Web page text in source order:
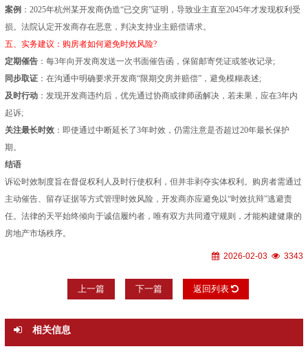
案例 ：2025年杭州某开发商伪造“已交房”证明，导致业主直至2045年才发现权利受
损。法院认定开发商存在恶意，判决支持业主赔偿请求。
五、实务建议：购房者如何避免时效风险?
定期催告：每3年向开发商发送一次书面催告函，保留邮寄凭证或签收记录;
同步取证：在沟通中明确要求开发商“限期交房并赔偿”，避免模糊表述;
及时行动：发现开发商违约后，优先通过协商或律师函解决，若未果，应在3年内
起诉;
关注最长时效：即使通过中断延长了3年时效，仍需注意是否超过20年最长保护
期。
结语
诉讼时效制度旨在督促权利人及时行使权利，但并非剥夺实体权利。购房者需通过
主动催告、留存证据等方式管理时效风险，开发商亦应避免以“时效抗辩”逃避责
任。法律的天平始终倾向于诚信履约者，唯有双方共同遵守规则，才能构建健康的
房地产市场秩序。
2026-02-03 3343
上一篇 下一篇 返回列表
相关信息